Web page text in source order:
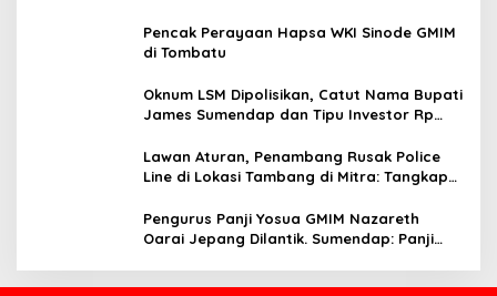
Pencak Perayaan Hapsa WKI Sinode GMIM
di Tombatu
Oknum LSM Dipolisikan, Catut Nama Bupati
James Sumendap dan Tipu Investor Rp
Lawan Aturan, Penambang Rusak Police
Line di Lokasi Tambang di Mitra: Tangkap
Pengurus Panji Yosua GMIM Nazareth
Oarai Jepang Dilantik. Sumendap: Panji